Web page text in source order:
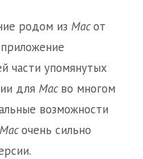
родом из Macот
части упомянутых
для Macво многом
возможности
Macочень сильно